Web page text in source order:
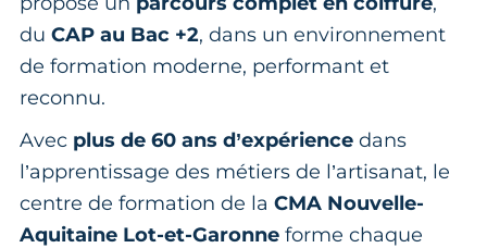
du CAP au Bac +2, dans un environnement
de formation moderne, performant et
reconnu.
Avec plus de 60 ans d’expérience dans
l’apprentissage des métiers de l’artisanat, le
centre de formation de la CMA Nouvelle-
Aquitaine Lot-et-Garonne forme chaque